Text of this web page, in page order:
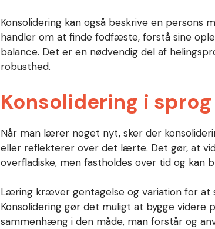
Konsolidering kan også beskrive en persons
handler om at finde fodfæste, forstå sine
balance. Det er en nødvendig del af
robusthed.
Konsolidering i
Når man lærer noget nyt, sker der
eller reflekterer over det lærte. Det gør, at
overfladiske, men fastholdes over tid og kan
Læring kræver gentagelse og variation for at
Konsolidering gør det muligt at bygge videre
sammenhæng i den måde, man forstår og